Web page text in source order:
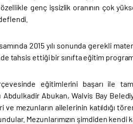
özellikle genç işsizlik oranının çok
2015 yılı sonunda gerekli
tahsis ettiği bir sınıfta eğitim
eğitimlerini başarı ile
Abukan, Walvis Bay
ve mezunların ailelerinin katıldığı
Mezunlarımızın şimdiden